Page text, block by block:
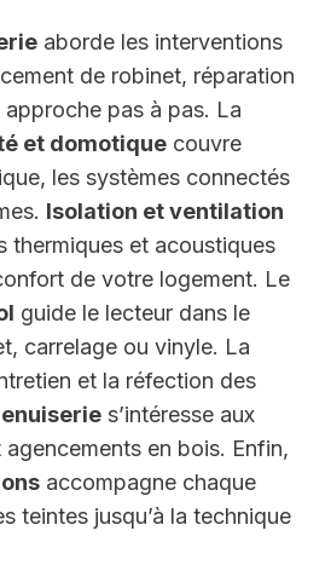
aborde les interventions
de robinet, réparation
pas à pas. La
et domotique couvre
les systèmes connectés
Isolation et ventilation
thermiques et acoustiques
de votre logement. Le
guide le lecteur dans le
carrelage ou vinyle. La
et la réfection des
s’intéresse aux
en bois. Enfin,
accompagne chaque
teintes jusqu’à la technique